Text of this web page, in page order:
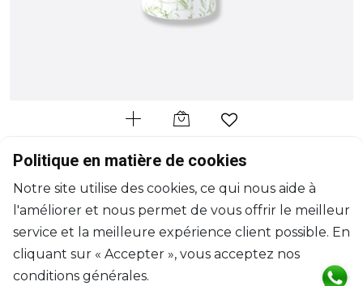
BERNARDAUD
Vase
H: 28cm, D: 13cm
$614
Politique en matière de cookies
Notre site utilise des cookies, ce qui nous aide à
l'améliorer et nous permet de vous offrir le meilleur
service et la meilleure expérience client possible. En
cliquant sur « Accepter », vous acceptez nos
conditions générales.